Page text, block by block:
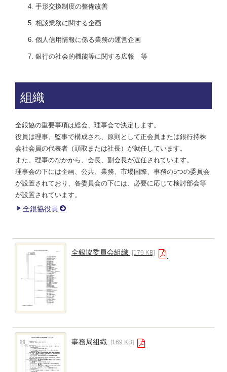
手形交換制度の整備改善
相談業務に関する企画
個人信用情報に係る業務の運営企画
銀行の社会的機能等に関する広報 等
組織
全銀協の重要事項は総会、理事会で決定します。
役員は理事、監事で構成され、原則として正会員または銀行持株
会社会員の代表者（頭取または社長）が就任しています。
また、理事のなかから、会長、副会長が選任されています。
理事会の下には企画、公共、業務、市場国際、事務の5つの委員会
が設置されており、各委員会の下には、必要に応じて検討部会等
が設置されています。
全銀協役員
全銀協委員会組織 [179 KB]
事務局組織 [169 KB]